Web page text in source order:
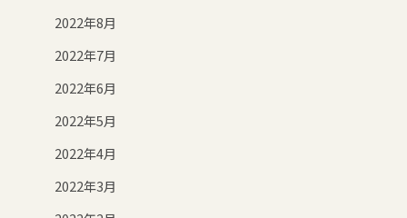
2022年8月
2022年7月
2022年6月
2022年5月
2022年4月
2022年3月